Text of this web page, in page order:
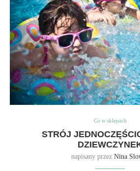
Co w sklepach
STRÓJ
napisany przez Nina